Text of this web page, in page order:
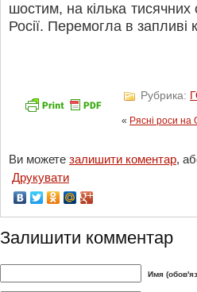
шостим, на кілька
Росії. Перемогла в
Рубрика:
« Рясні роси на
Ви можете залишити коментар,
Друкувати
Залишити комментар
Имя